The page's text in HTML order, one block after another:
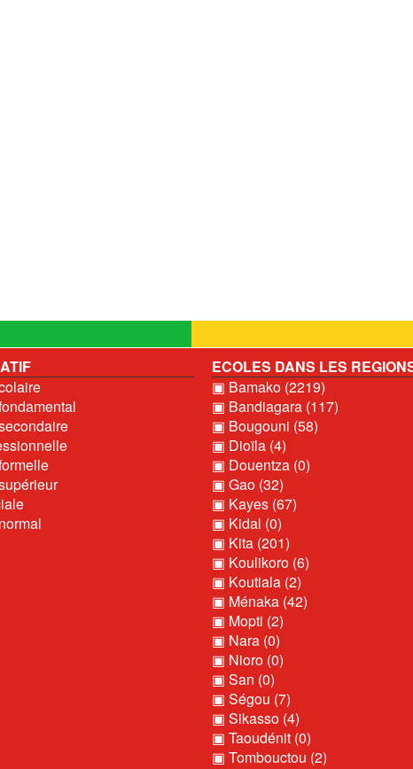
ECOLES DANS LES
▣ Bamako (2219)
▣ Bandiagara (117)
▣ Bougouni (58)
▣ Dioïla (4)
▣ Douentza (0)
▣ Gao (32)
▣ Kayes (67)
▣ Kidal (0)
▣ Kita (201)
▣ Koulikoro (6)
▣ Koutiala (2)
▣ Ménaka (42)
▣ Mopti (2)
▣ Nara (0)
▣ Nioro (0)
▣ San (0)
▣ Ségou (7)
▣ Sikasso (4)
▣ Taoudénit (0)
▣ Tombouctou (2)